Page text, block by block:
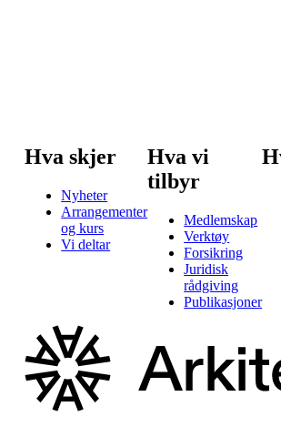
Hva skjer
Nyheter
Arrangementer
og kurs
Vi deltar
Hva vi
tilbyr
Medlemskap
Verktøy
Forsikring
Juridisk
rådgiving
Publikasjoner